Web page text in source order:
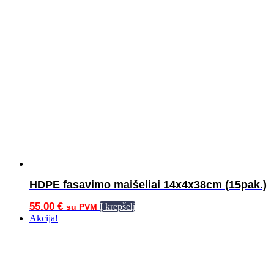
HDPE fasavimo maišeliai 14x4x38cm (15pak.)
55.00 € su PVM Į krepšelį
Akcija!